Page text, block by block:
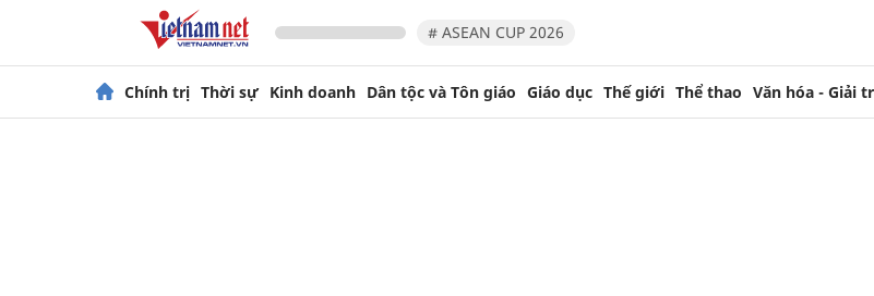
# ASEAN CUP 2026
Chính trị Thời sự Kinh doanh Dân tộc và Tôn giáo Giáo dục Thế giới Thể thao Văn hóa - Giải